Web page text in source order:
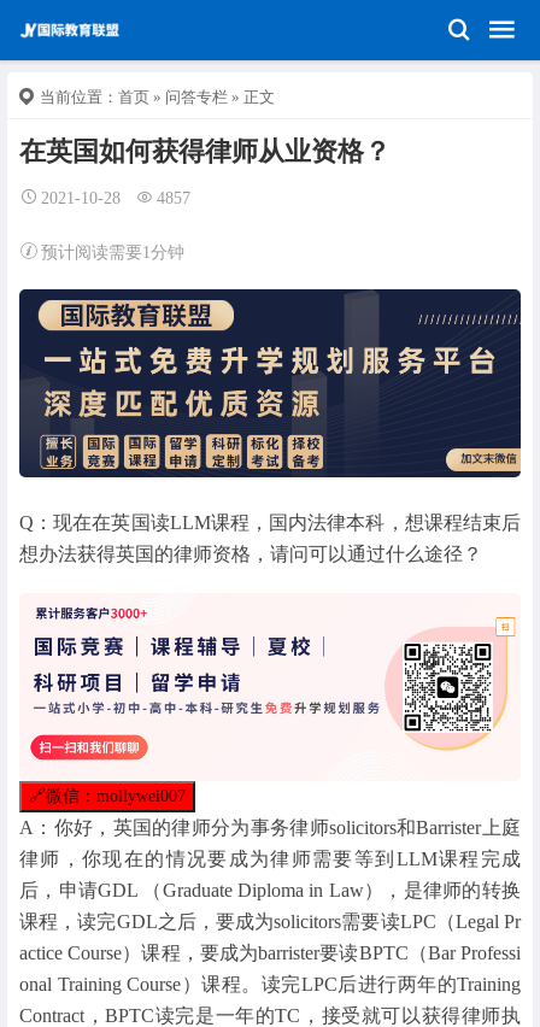
当前位置： 首页 » 问答专栏 » 正文
在英国如何获得律师从业资格？
2021-10-28 4857
预计阅读需要1分钟
Q：现在在英国读LLM课程，国内法律本科，想课程结束后
想办法获得英国的律师资格，请问可以通过什么途径？
🔗微信：mollywei007
A：你好，英国的律师分为事务律师solicitors和Barrister上庭
律师，你现在的情况要成为律师需要等到LLM课程完成
后，申请GDL （Graduate Diploma in Law），是律师的转换
课程，读完GDL之后，要成为solicitors需要读LPC（Legal Pr
actice Course）课程，要成为barrister要读BPTC（Bar Professi
onal Training Course）课程。读完LPC后进行两年的Training
Contract，BPTC读完是一年的TC，接受就可以获得律师执